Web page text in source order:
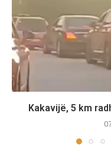
Kakavijë, 5 km